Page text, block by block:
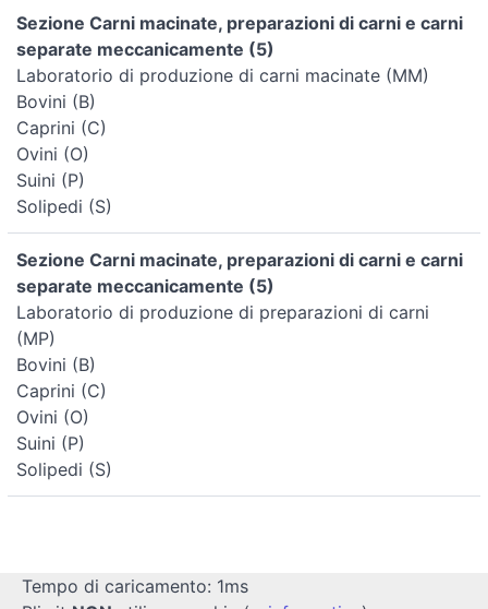
Sezione Carni macinate, preparazioni di carni e carni
separate meccanicamente (5)
Laboratorio di produzione di carni macinate (MM)
Bovini (B)
Caprini (C)
Ovini (O)
Suini (P)
Solipedi (S)
Sezione Carni macinate, preparazioni di carni e carni
separate meccanicamente (5)
Laboratorio di produzione di preparazioni di carni
(MP)
Bovini (B)
Caprini (C)
Ovini (O)
Suini (P)
Solipedi (S)
Tempo di caricamento: 1ms